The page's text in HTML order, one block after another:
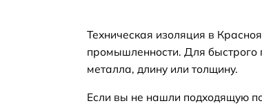
Техническая изоляция в
промышленности. Для быстрого
металла, длину или толщину.
Если вы не нашли подходящую